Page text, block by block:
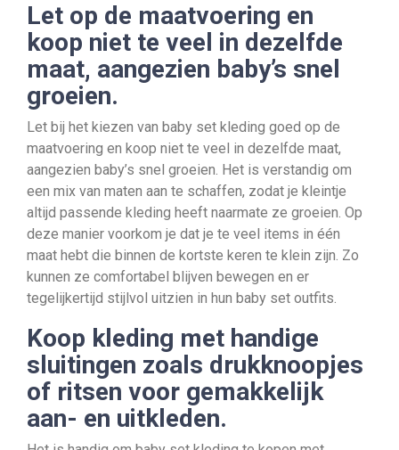
Let op de maatvoering en
koop niet te veel in dezelfde
maat, aangezien baby’s snel
groeien.
Let bij het kiezen van baby set kleding goed op de
maatvoering en koop niet te veel in dezelfde maat,
aangezien baby’s snel groeien. Het is verstandig om
een mix van maten aan te schaffen, zodat je kleintje
altijd passende kleding heeft naarmate ze groeien. Op
deze manier voorkom je dat je te veel items in één
maat hebt die binnen de kortste keren te klein zijn. Zo
kunnen ze comfortabel blijven bewegen en er
tegelijkertijd stijlvol uitzien in hun baby set outfits.
Koop kleding met handige
sluitingen zoals drukknoopjes
of ritsen voor gemakkelijk
aan- en uitkleden.